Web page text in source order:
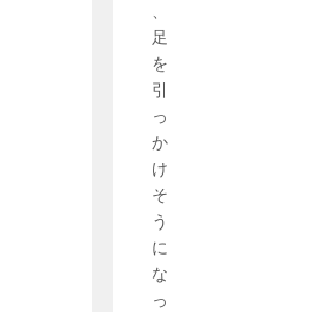
、
足
を
引
っ
か
け
そ
う
に
な
っ